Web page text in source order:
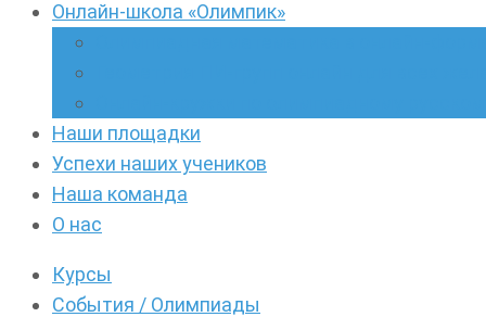
Онлайн-школа «Олимпик»
Наши площадки
Успехи наших учеников
Наша команда
О нас
Курсы
События / Олимпиады